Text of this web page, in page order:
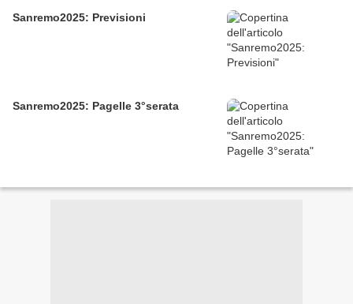
Sanremo2025: Previsioni
Sanremo2025: Pagelle 3°serata